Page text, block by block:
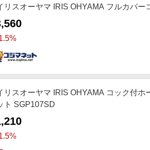
リスオーヤマ IRIS OHYAMA フルカバ
リスオーヤマ IRIS OHYAMA コック付
ト SGP107SD